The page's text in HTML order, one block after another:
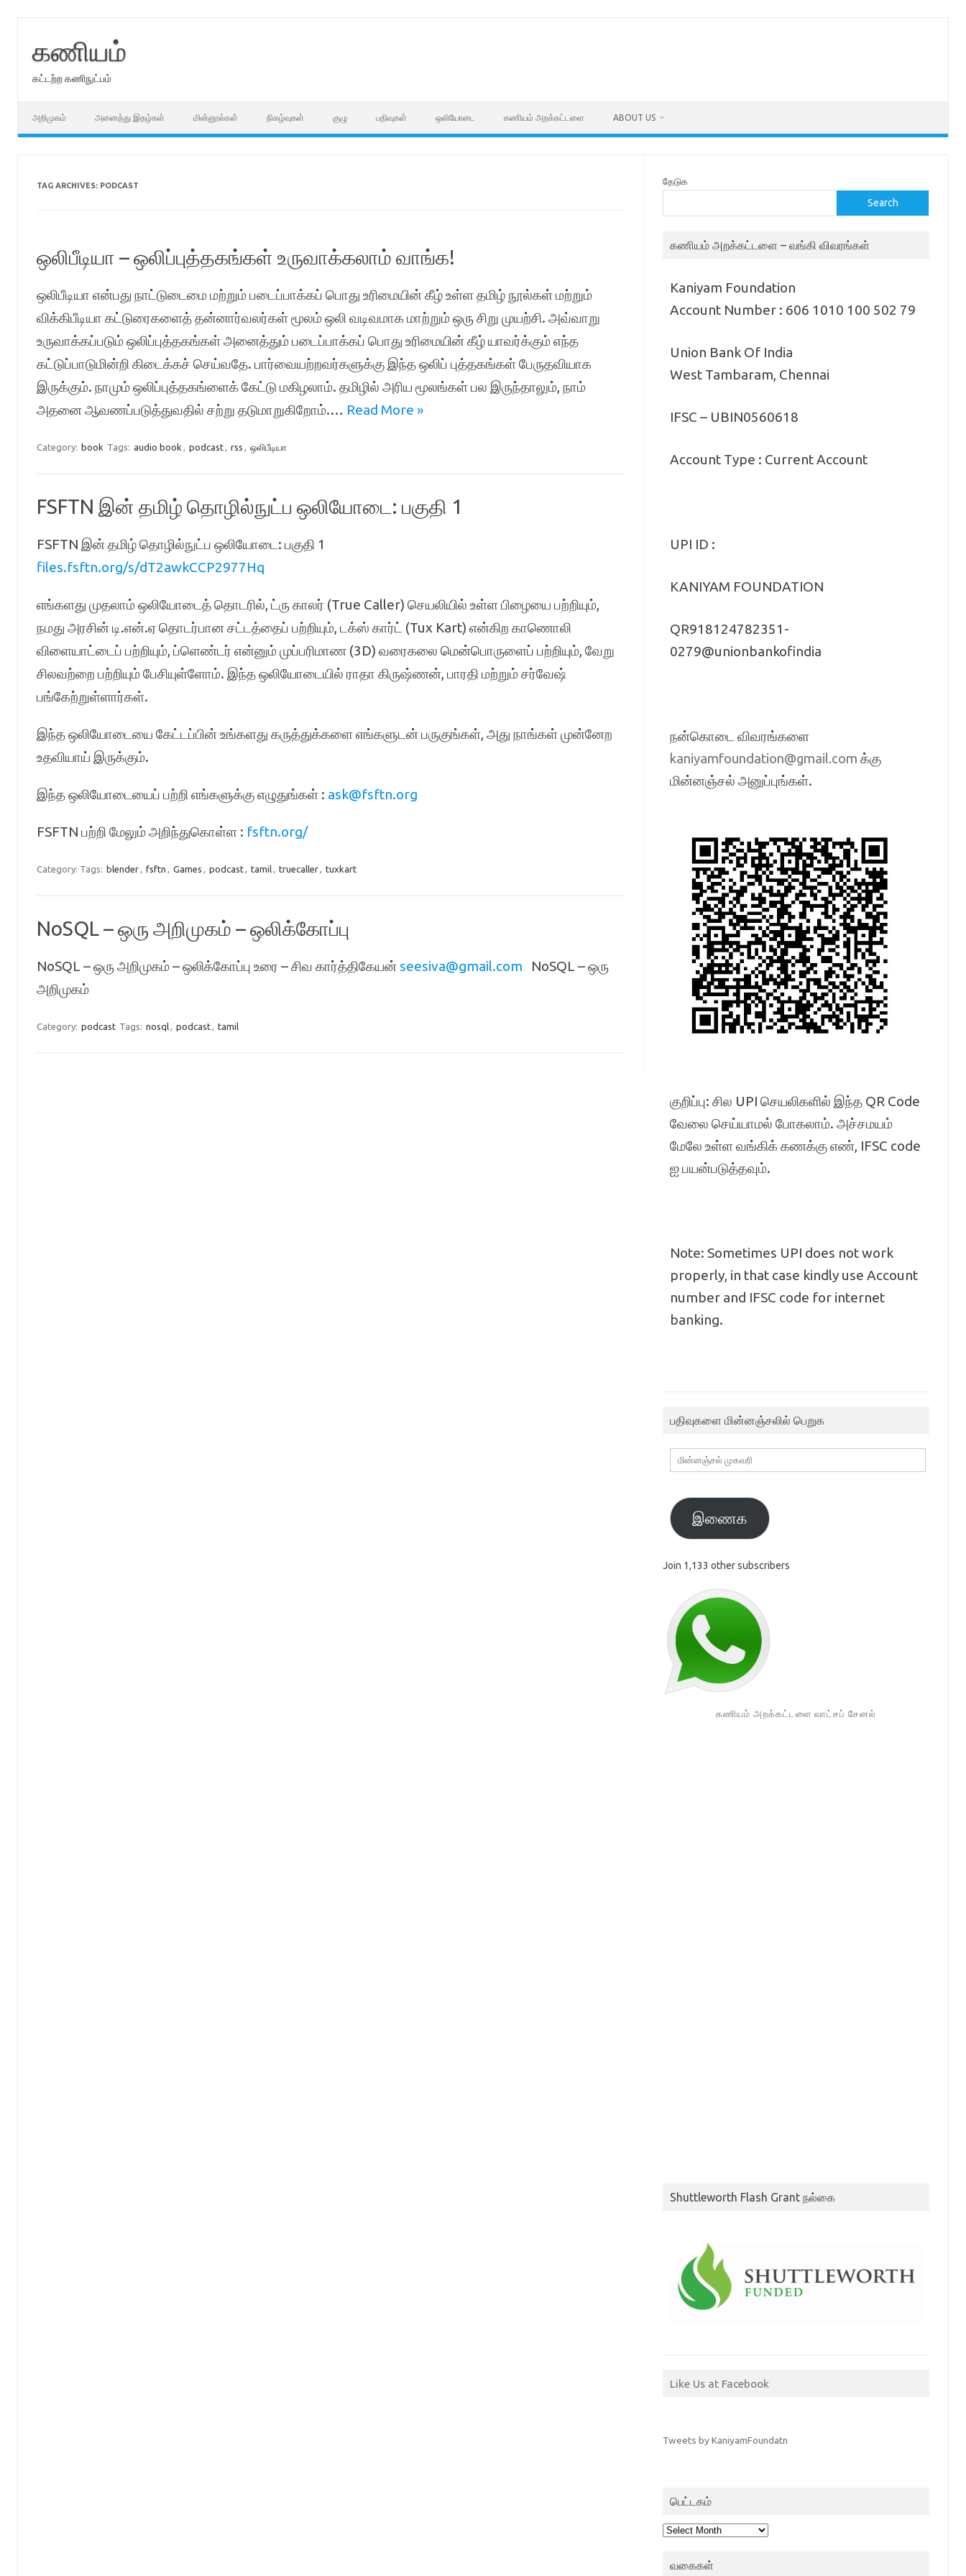
கணியம்
கட்டற்ற கணிநுட்பம்
அறிமுகம் அனைத்து இதழ்கள் மின்னூல்கள் நிகழ்வுகள் குழு பதிவுகள் ஒலியோடை கணியம் அறக்கட்டளை ABOUT US
TAG ARCHIVES: PODCAST
ஒலிபீடியா – ஒலிப்புத்தகங்கள் உருவாக்கலாம் வாங்க!
ஒலிபீடியா என்பது நாட்டுடைமை மற்றும் படைப்பாக்கப் பொது உரிமையின் கீழ் உள்ள தமிழ் நூல்கள் மற்றும்
விக்கிபீடியா கட்டுரைகளைத் தன்னார்வலர்கள் மூலம் ஒலி வடிவமாக மாற்றும் ஒரு சிறு முயற்சி. அவ்வாறு
உருவாக்கப்படும் ஒலிப்புத்தகங்கள் அனைத்தும் படைப்பாக்கப் பொது உரிமையின் கீழ் யாவர்க்கும் எந்த
கட்டுப்பாடுமின்றி கிடைக்கச் செய்வதே. பார்வையற்றவர்களுக்கு இந்த ஒலிப் புத்தகங்கள் பேருதவியாக
இருக்கும். நாமும் ஒலிப்புத்தகங்ளைக் கேட்டு மகிழலாம். தமிழில் அரிய மூலங்கள் பல இருந்தாலும், நாம்
அதனை ஆவணப்படுத்துவதில் சற்று தடுமாறுகிறோம்.… Read More »
Category: book Tags: audio book , podcast, rss , ஒலிபீடியா
FSFTN இன் தமிழ் தொழில்நுட்ப ஒலியோடை: பகுதி 1
FSFTN இன் தமிழ் தொழில்நுட்ப ஒலியோடை: பகுதி 1
files.fsftn.org/s/dT2awkCCP2977Hq
எங்களது முதலாம் ஒலியோடைத் தொடரில், ட்ரு காலர் (True Caller) செயலியில் உள்ள பிழையை பற்றியும்,
நமது அரசின் டி.என்.ஏ தொடர்பான சட்டத்தைப் பற்றியும், டக்ஸ் கார்ட் (Tux Kart) என்கிற காணொலி
விளையாட்டைப் பற்றியும், ப்ளெண்டர் என்னும் முப்பரிமாண (3D) வரைகலை மென்பொருளைப் பற்றியும், வேறு
சிலவற்றை பற்றியும் பேசியுள்ளோம். இந்த ஒலியோடையில் ராதா கிருஷ்ணன், பாரதி மற்றும் சர்வேஷ்
பங்கேற்றுள்ளார்கள்.
இந்த ஒலியோடையை கேட்டப்பின் உங்களது கருத்துக்களை எங்களுடன் பருகுங்கள், அது நாங்கள் முன்னேற
உதவியாய் இருக்கும்.
இந்த ஒலியோடையைப் பற்றி எங்களுக்கு எழுதுங்கள் : ask@fsftn.org
FSFTN பற்றி மேலும் அறிந்துகொள்ள : fsftn.org/
Category: Tags: blender, fsftn , Games , podcast, tamil, truecaller, tuxkart
NoSQL – ஒரு அறிமுகம் – ஒலிக்கோப்பு
NoSQL – ஒரு அறிமுகம் – ஒலிக்கோப்பு உரை – சிவ கார்த்திகேயன் seesiva@gmail.com NoSQL – ஒரு
அறிமுகம்
Category: podcast Tags: nosql, podcast, tamil
தேடுக
Search
கணியம் அறக்கட்டளை – வங்கி விவரங்கள்
Kaniyam Foundation
Account Number : 606 1010 100 502 79
Union Bank Of India
West Tambaram, Chennai
IFSC – UBIN0560618
Account Type : Current Account
UPI ID :
KANIYAM FOUNDATION
QR918124782351-
0279@unionbankofindia
நன்கொடை விவரங்களை
kaniyamfoundation@gmail.com க்கு
மின்னஞ்சல் அனுப்புங்கள்.
குறிப்பு: சில UPI செயலிகளில் இந்த QR Code
வேலை செய்யாமல் போகலாம். அச்சமயம்
மேலே உள்ள வங்கிக் கணக்கு எண், IFSC code
ஐ பயன்படுத்தவும்.
Note: Sometimes UPI does not work
properly, in that case kindly use Account
number and IFSC code for internet
banking.
பதிவுகளை மின்னஞ்சலில் பெறுக
மின்னஞ்சல்
முகவரி
இணைக
Join 1,133 other subscribers
கணியம் அறக்கட்டளை வாட்சப் சேனல்
Shuttleworth Flash Grant நல்கை
Like Us at Facebook
Tweets by KaniyamFoundatn
பெட்டகம்
பெட்டகம்
வகைகள்